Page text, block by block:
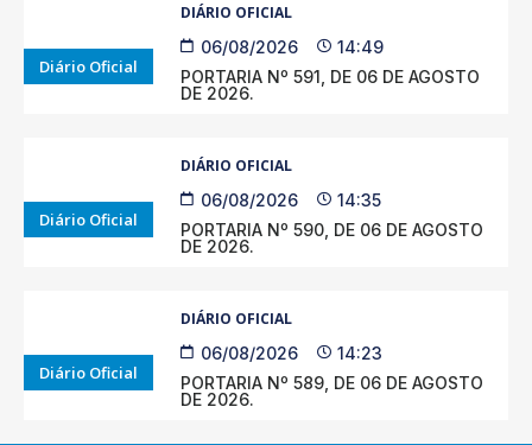
Diário Oficial
DIÁRIO OFICIAL
06/08/2026
14:49
PORTARIA Nº 591, DE 06 DE AGOSTO
DE 2026.
Diário Oficial
DIÁRIO OFICIAL
06/08/2026
14:35
PORTARIA Nº 590, DE 06 DE AGOSTO
DE 2026.
Diário Oficial
DIÁRIO OFICIAL
06/08/2026
14:23
PORTARIA Nº 589, DE 06 DE AGOSTO
DE 2026.